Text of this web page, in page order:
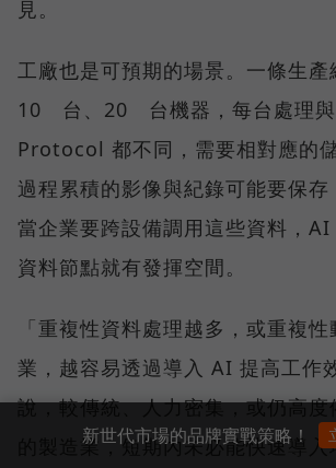
見。
工廠也是可預期的場景。一條生
10 台、20 台機器，每台處理與
Protocol 都不同，需要相對應的
過程累積的影像與紀錄可能要保存
當企業要跨設備調用這些資料，
資料節點就有發揮空間。
「重複性資料處理越多，或重複
業，越容易透過導入 AI 提高工作
說，較傳統、人力密集，或仍高
的製造業，短期內未必能快速導入
新世代市場的品牌實戰策略！